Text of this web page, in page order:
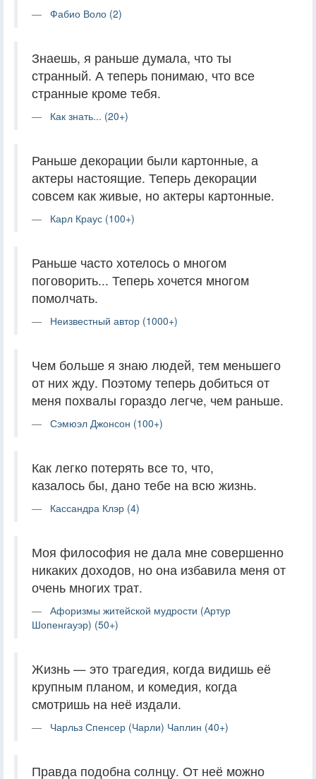
Фабио Воло (2)
Знаешь, я раньше думала, что ты
странный. А теперь понимаю, что все
странные кроме тебя.
Как знать... (20+)
Раньше декорации были картонные, а
актеры настоящие. Теперь декорации
совсем как живые, но актеры картонные.
Карл Краус (100+)
Раньше часто хотелось о многом
поговорить... Теперь хочется многом
помолчать.
Неизвестный автор (1000+)
Чем больше я знаю людей, тем меньшего
от них жду. Поэтому теперь добиться от
меня похвалы гораздо легче, чем раньше.
Сэмюэл Джонсон (100+)
Как легко потерять все то, что,
казалось бы, дано тебе на всю жизнь.
Кассандра Клэр (4)
Моя философия не дала мне совершенно
никаких доходов, но она избавила меня от
очень многих трат.
Афоризмы житейской мудрости (Артур
Шопенгауэр) (50+)
Жизнь — это трагедия, когда видишь её
крупным планом, и комедия, когда
смотришь на неё издали.
Чарльз Спенсер (Чарли) Чаплин (40+)
Правда подобна солнцу. От неё можно